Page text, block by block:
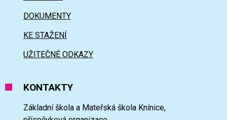
DOKUMENTY
KE STAŽENÍ
UŽITEČNÉ ODKAZY
KONTAKTY
Základní škola a Mateřská škola Knínice,